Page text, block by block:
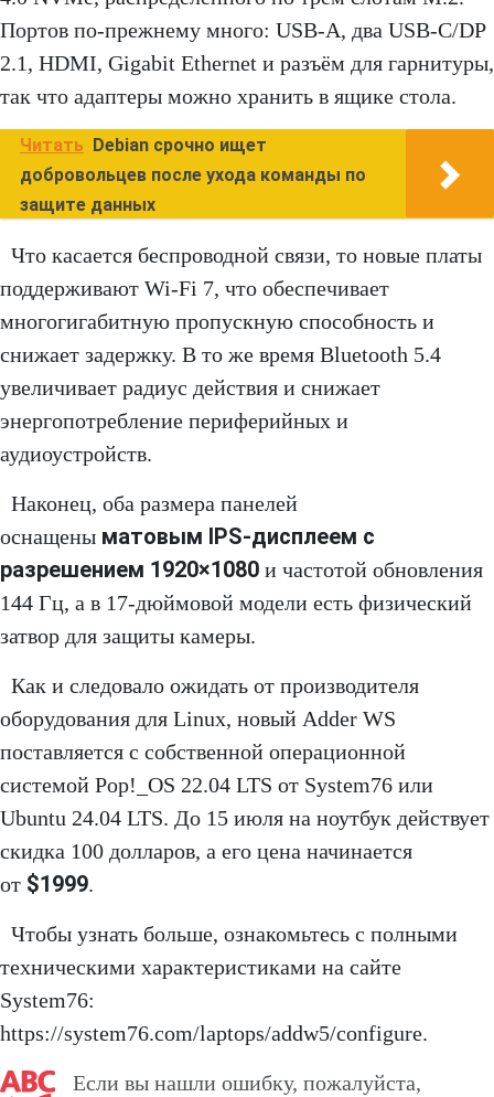
Портов по-прежнему много: USB-A, два USB-C/DP
2.1, HDMI, Gigabit Ethernet и разъём для гарнитуры,
так что адаптеры можно хранить в ящике стола.
Читать
Debian срочно ищет
добровольцев после ухода команды по
защите данных
Что касается беспроводной связи, то новые платы
поддерживают Wi-Fi 7, что обеспечивает
многогигабитную пропускную способность и
снижает задержку. В то же время Bluetooth 5.4
увеличивает радиус действия и снижает
энергопотребление периферийных и
аудиоустройств.
Наконец, оба размера панелей
оснащены матовым IPS-дисплеем с
разрешением 1920×1080 и частотой обновления
144 Гц, а в 17-дюймовой модели есть физический
затвор для защиты камеры.
Как и следовало ожидать от производителя
оборудования для Linux, новый Adder WS
поставляется с собственной операционной
системой Pop!_OS 22.04 LTS от System76 или
Ubuntu 24.04 LTS. До 15 июля на ноутбук действует
скидка 100 долларов, а его цена начинается
от $1999.
Чтобы узнать больше, ознакомьтесь с полными
техническими характеристиками на сайте
System76:
https://system76.com/laptops/addw5/configure.
Если вы нашли ошибку, пожалуйста,